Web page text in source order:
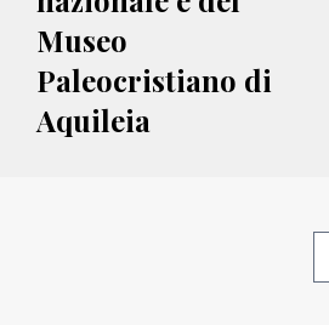
Museo
Paleocristiano di
Aquileia